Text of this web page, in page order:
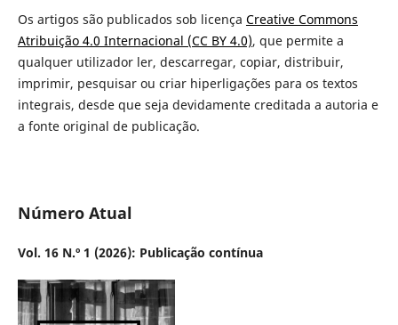
Os artigos são publicados sob licença Creative Commons
Atribuição 4.0 Internacional (CC BY 4.0), que permite a
qualquer utilizador ler, descarregar, copiar, distribuir,
imprimir, pesquisar ou criar hiperligações para os textos
integrais, desde que seja devidamente creditada a autoria e
a fonte original de publicação.
Número Atual
Vol. 16 N.º 1 (2026): Publicação contínua